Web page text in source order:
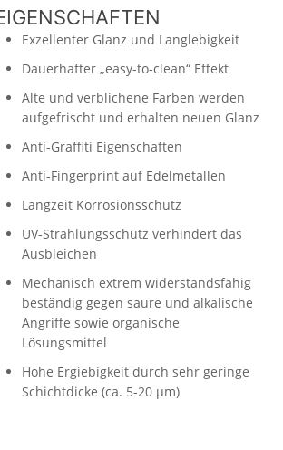
Exzellenter Glanz und Langlebigkeit
Dauerhafter „easy-to-clean“ Effekt
Alte und verblichene Farben werden
aufgefrischt und erhalten neuen Glanz
Anti-Graffiti Eigenschaften
Anti-Fingerprint auf Edelmetallen
Langzeit Korrosionsschutz
UV-Strahlungsschutz verhindert das
Ausbleichen
Mechanisch extrem widerstandsfähig
beständig gegen saure und alkalische
Angriffe sowie organische
Lösungsmittel
Hohe Ergiebigkeit durch sehr geringe
Schichtdicke (ca. 5-20 μm)